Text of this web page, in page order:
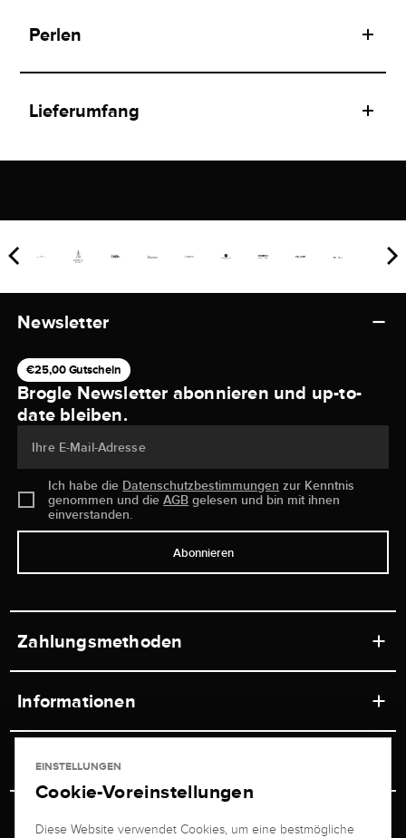
Perlen
Lieferumfang
Newsletter
€25,00 Gutschein
Brogle Newsletter abonnieren und up-to-
date bleiben.
Ihre E-Mail-Adresse
Ich habe die Datenschutzbestimmungen zur Kenntnis
genommen und dieAGB gelesen und bin mit ihnen
einverstanden.
Abonnieren
Zahlungsmethoden
Informationen
Ladengeschäft
Versand & Zahlung
Service
Juwelier Brogle
EINSTELLUNGEN
Cookie-Voreinstellungen
Diese Website verwendet Cookies, um eine bestmögliche